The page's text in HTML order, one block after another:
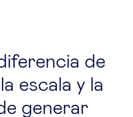
de
escala y la
generar